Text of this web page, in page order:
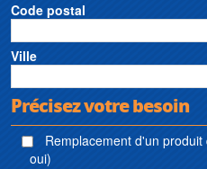
Code postal
Ville
Précisez votre besoin
Remplacement d'un
oui)